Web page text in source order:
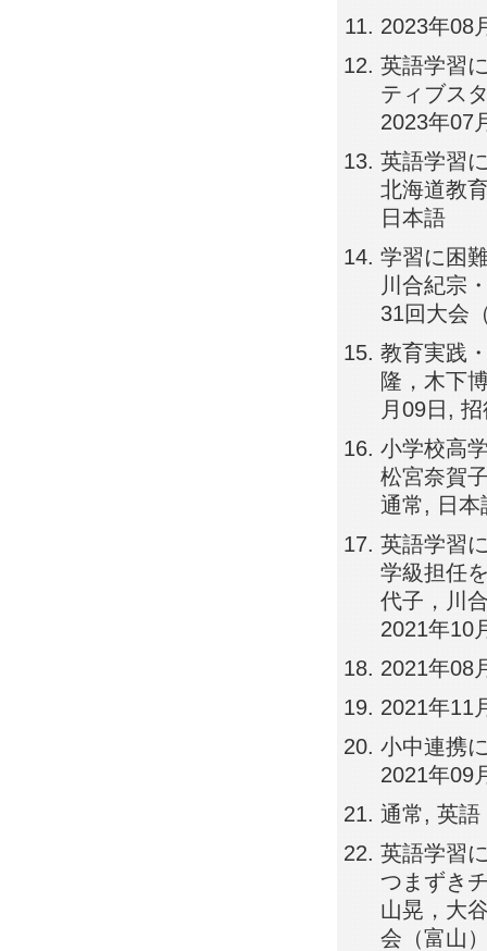
2023年08
英語学習
ティブス
2023年07
英語学習
北海道教
日本語
学習に困
川合紀宗
31回大会
教育実践
隆，木下
月09日,
小学校高
松宮奈賀
通常, 日本
英語学習
学級担任
代子，川
2021年10
2021年08
2021年11
小中連携
2021年09
通常, 英語
英語学習
つまずき
山晃，大
会（富山